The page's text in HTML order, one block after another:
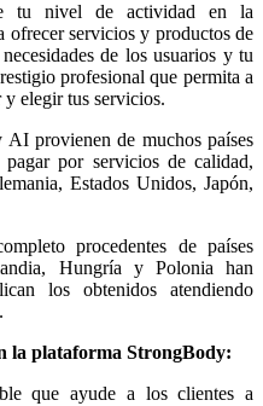
tu nivel de actividad en la
ofrecer servicios y productos de
de los usuarios y tu
profesional que permita a
elegir tus servicios.
provienen de muchos países
por servicios de calidad,
Estados Unidos, Japón,
procedentes de países
Hungría y Polonia han
los obtenidos atendiendo
la plataforma StrongBody:
que ayude a los clientes a